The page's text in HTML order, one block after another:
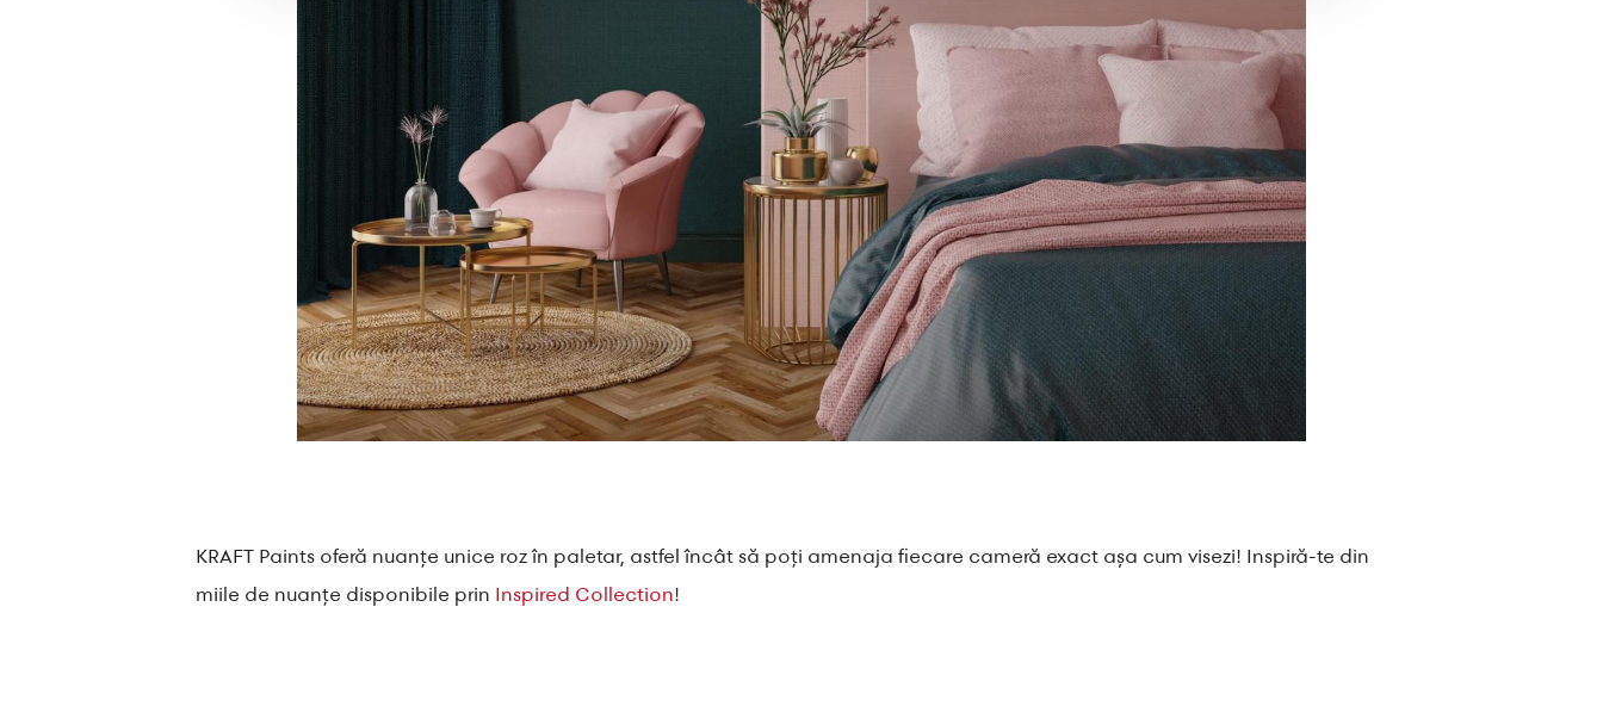
KRAFT Paints oferă nuanțe unice roz în paletar, astfel încât să poți amenaja fiecare cameră exact așa cum visezi! Inspiră-te din
miile de nuanțe disponibile prin Inspired Collection!